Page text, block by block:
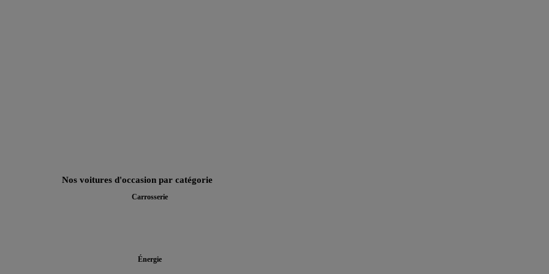
Nos voitures d'occasion par catégorie
Carrosserie
Énergie